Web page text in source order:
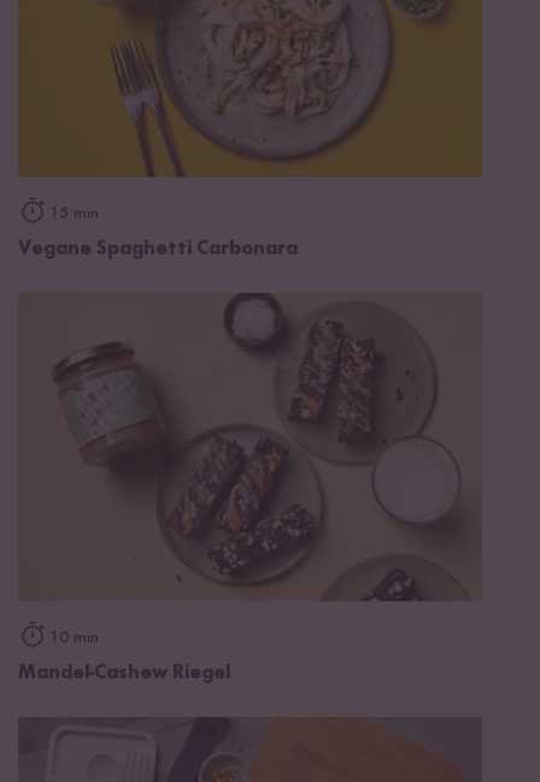
15 min
Vegane Spaghetti Carbonara
10 min
Mandel-Cashew Riegel